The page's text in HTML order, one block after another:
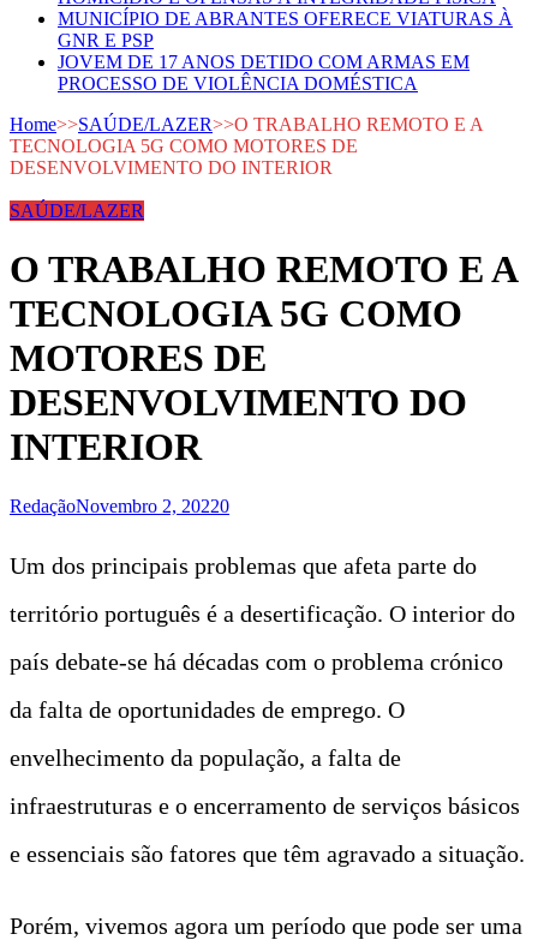
MUNICÍPIO DE ABRANTES OFERECE VIATURAS À
GNR E PSP
JOVEM DE 17 ANOS DETIDO COM ARMAS EM
PROCESSO DE VIOLÊNCIA DOMÉSTICA
Home>>SAÚDE/LAZER>>O TRABALHO REMOTO E A
TECNOLOGIA 5G COMO MOTORES DE
DESENVOLVIMENTO DO INTERIOR
SAÚDE/LAZER
O TRABALHO REMOTO E A
TECNOLOGIA 5G COMO
MOTORES DE
DESENVOLVIMENTO DO
INTERIOR
RedaçãoNovembro 2, 20220
Um dos principais problemas que afeta parte do
território português é a desertificação. O interior do
país debate-se há décadas com o problema crónico
da falta de oportunidades de emprego. O
envelhecimento da população, a falta de
infraestruturas e o encerramento de serviços básicos
e essenciais são fatores que têm agravado a situação.
Porém, vivemos agora um período que pode ser uma